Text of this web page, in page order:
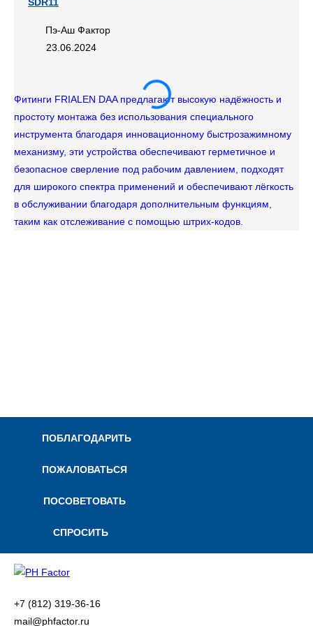
Пэ-Аш Фактор
23.06.2024
Фитинги FRIALEN DAA предлагают высокую надёжность и
простоту монтажа без использования специального
инструмента благодаря инновационному быстрозажимному
механизму, эти устройства обеспечивают герметичное и
безопасное сверление под рабочим давлением, подходят
для широкого спектра применений и обеспечивают лёгкость
в обслуживании благодаря дополнительным функциям,
таким как отслеживание с помощью штрих-кодов.
ПОБЛАГОДАРИТЬ
ПОЖАЛОВАТЬСЯ
ПОСОВЕТОВАТЬ
СПРОСИТЬ
+7 (812) 319-36-16
mail@phfactor.ru